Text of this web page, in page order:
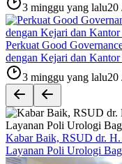
3 minggu yang lalu20
Perkuat Good
dengan Kejari dan Kantor
3 minggu yang lalu20
Kabar Baik, RSUD dr.
Layanan Poli Urologi